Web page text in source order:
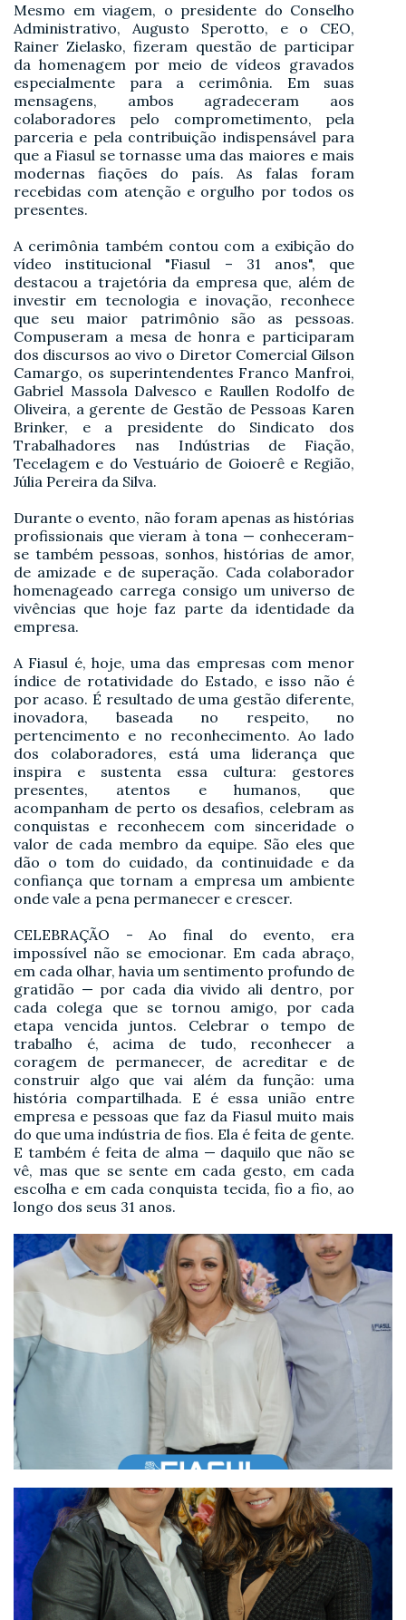
Mesmo em viagem, o presidente do Conselho
Administrativo, Augusto Sperotto, e o CEO,
Rainer Zielasko, fizeram questão de participar
da homenagem por meio de vídeos gravados
especialmente para a cerimônia. Em suas
mensagens, ambos agradeceram aos
colaboradores pelo comprometimento, pela
parceria e pela contribuição indispensável para
que a Fiasul se tornasse uma das maiores e mais
modernas fiações do país. As falas foram
recebidas com atenção e orgulho por todos os
presentes.
A cerimônia também contou com a exibição do
vídeo institucional "Fiasul – 31 anos", que
destacou a trajetória da empresa que, além de
investir em tecnologia e inovação, reconhece
que seu maior patrimônio são as pessoas.
Compuseram a mesa de honra e participaram
dos discursos ao vivo o Diretor Comercial Gilson
Camargo, os superintendentes Franco Manfroi,
Gabriel Massola Dalvesco e Raullen Rodolfo de
Oliveira, a gerente de Gestão de Pessoas Karen
Brinker, e a presidente do Sindicato dos
Trabalhadores nas Indústrias de Fiação,
Tecelagem e do Vestuário de Goioerê e Região,
Júlia Pereira da Silva.
Durante o evento, não foram apenas as histórias
profissionais que vieram à tona — conheceram-
se também pessoas, sonhos, histórias de amor,
de amizade e de superação. Cada colaborador
homenageado carrega consigo um universo de
vivências que hoje faz parte da identidade da
empresa.
A Fiasul é, hoje, uma das empresas com menor
índice de rotatividade do Estado, e isso não é
por acaso. É resultado de uma gestão diferente,
inovadora, baseada no respeito, no
pertencimento e no reconhecimento. Ao lado
dos colaboradores, está uma liderança que
inspira e sustenta essa cultura: gestores
presentes, atentos e humanos, que
acompanham de perto os desafios, celebram as
conquistas e reconhecem com sinceridade o
valor de cada membro da equipe. São eles que
dão o tom do cuidado, da continuidade e da
confiança que tornam a empresa um ambiente
onde vale a pena permanecer e crescer.
CELEBRAÇÃO - Ao final do evento, era
impossível não se emocionar. Em cada abraço,
em cada olhar, havia um sentimento profundo de
gratidão — por cada dia vivido ali dentro, por
cada colega que se tornou amigo, por cada
etapa vencida juntos. Celebrar o tempo de
trabalho é, acima de tudo, reconhecer a
coragem de permanecer, de acreditar e de
construir algo que vai além da função: uma
história compartilhada. E é essa união entre
empresa e pessoas que faz da Fiasul muito mais
do que uma indústria de fios. Ela é feita de gente.
E também é feita de alma — daquilo que não se
vê, mas que se sente em cada gesto, em cada
escolha e em cada conquista tecida, fio a fio, ao
longo dos seus 31 anos.